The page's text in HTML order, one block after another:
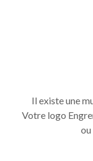
Il existe une
Votre logo
ou